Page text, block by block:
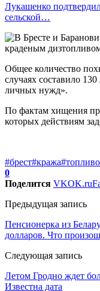
Лукашенко
сельской…
Общее количество
случаях составило
личных нужд».
По фактам хищения
которых действиям
#брест#кража#топливо
0
Поделится VKOK.ru
Предыдущая запись
Пенсионерка из
долларов. Что
Следующая запись
Летом Гродно ждет
Известна дата